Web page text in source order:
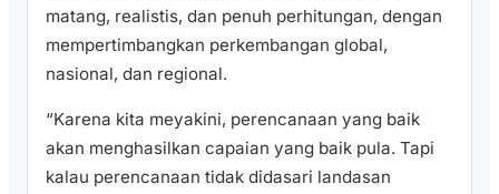
matang, realistis, dan penuh perhitungan, dengan
mempertimbangkan perkembangan global,
nasional, dan regional.
“Karena kita meyakini, perencanaan yang baik
akan menghasilkan capaian yang baik pula. Tapi
kalau perencanaan tidak didasari landasan